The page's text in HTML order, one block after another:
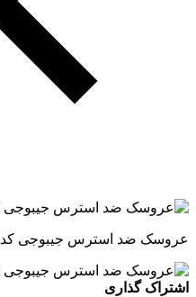
عروسک ضد استرس جیبوجی کد ۰۵
اشتراک گذاری